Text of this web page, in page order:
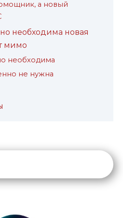
а новый
необходима новая
мимо
необходима
не нужна